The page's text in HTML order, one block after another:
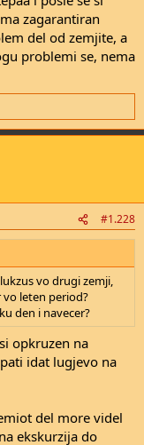
zagarantiran
del od zemjite, a
problemi se, nema
#1.228
vo drugi zemji,
leten period?
den i navecer?
opkruzen na
idat lugjevo na
del more videl
ekskurzija do